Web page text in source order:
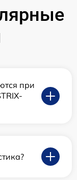
при